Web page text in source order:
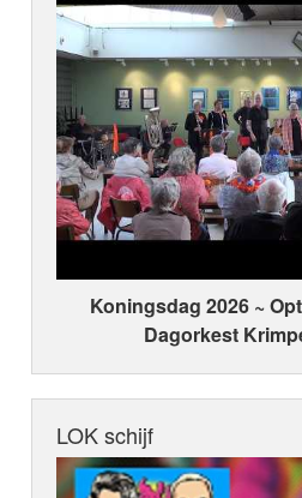
Koningsdag 2026 ~
Dagorkest
LOK schijf